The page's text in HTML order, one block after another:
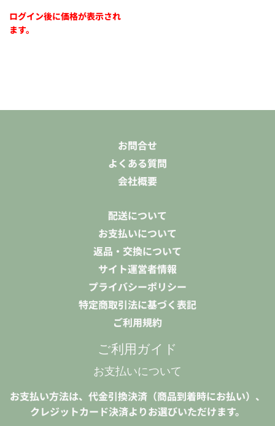
ログイン後に価格が表示され
ます。
お問合せ
よくある質問
会社概要
配送について
お支払いについて
返品・交換について
サイト運営者情報
プライバシーポリシー
特定商取引法に基づく表記
ご利用規約
ご利用ガイド
お支払いについて
お支払い方法は、代金引換決済（商品到着時にお払い）、
クレジットカード決済よりお選びいただけます。